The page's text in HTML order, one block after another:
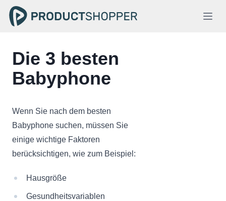
Die 3 besten
Babyphone
Wenn Sie nach dem besten
Babyphone suchen, müssen Sie
einige wichtige Faktoren
berücksichtigen, wie zum Beispiel:
Hausgröße
Gesundheitsvariablen